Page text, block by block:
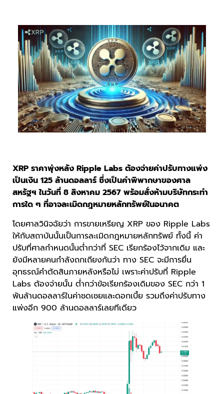
XRP ราคาพุ่งหลัง Ripple Labs ต้องจ่ายค่าปรับทางแพ่ง
เป็นเงิน 125 ล้านดอลลาร์ ซึ่งเป็นคำพิพากษาของศาล
สหรัฐฯ ในวันที่ 8 สิงหาคม 2567 พร้อมสั่งห้ามบริษัทกระทำ
การใด ๆ ที่อาจละเมิดกฎหมายหลักทรัพย์ในอนาคต
โดยศาลวินิจฉัยว่า การขายเหรียญ XRP ของ Ripple Labs
ให้กับสถาบันนั้นเป็นการละเมิดกฎหมายหลักทรัพย์ ทั้งนี้ ค่า
ปรับที่ศาลกำหนดนั้นต่ำกว่าที่ SEC เรียกร้องไว้จากเดิม และ
ยังมีหลายคนกำลังถกเถียงกันว่า ทาง SEC จะมีการยื่น
อุทธรณ์คำตัดสินภายหลังหรือไม่ เพราะค่าปรับที่ Ripple
Labs ต้องจ่ายนั้น ต่ำกว่าข้อเรียกร้องเดิมของ SEC กว่า 1
พันล้านดอลลาร์ในค่าชดเชยและดอกเบี้ย รวมถึงค่าปรับทาง
แพ่งอีก 900 ล้านดอลลาร์เลยทีเดียว